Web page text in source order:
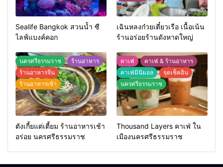
Sealife Bangkok สวนน้ำ ซี
ไลฟ์แบงค์คอก
เฉินหลงก๋วยเตี๋ยวเรือ เนื้อเน้น
ร้านอร่อยร้านดังหาดใหญ่
นครศรีธรรมราช
ร้านอาหาร
ร้านอาหารจีน
ร้านอาหารเช้า
ตังเกี้ยแต่เตี้ยม ร้านอาหารเช้า
อร่อย นครศรีธรรมราช
คาเฟ่
คาเฟ่ & ร้านอาหาร
คาเฟ่มินิมอล
จุดเช็คอิน
นครศรีธรรมราช
Thousand Layers คาเฟ่ ใน
เมืองนครศรีธรรมราช